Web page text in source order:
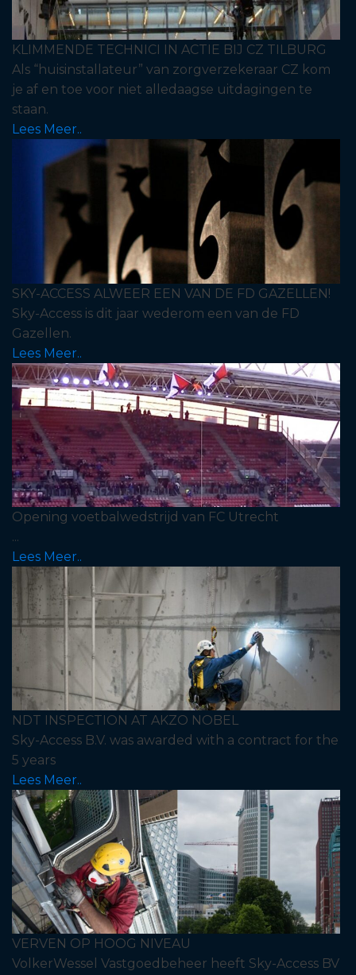
KLIMMENDE TECHNICI IN ACTIE BIJ CZ TILBURG
Als “huisinstallateur” van zorgverzekeraar CZ kom
je af en toe voor niet alledaagse uitdagingen te
staan.
Lees Meer..
SKY-ACCESS ALWEER EEN VAN DE FD GAZELLEN!
Sky-Access is dit jaar wederom een van de FD
Gazellen.
Lees Meer..
Opening voetbalwedstrijd van FC Utrecht
...
Lees Meer..
NDT INSPECTION AT AKZO NOBEL
Sky-Access B.V. was awarded with a contract for the
5 years
Lees Meer..
VERVEN OP HOOG NIVEAU
VolkerWessel Vastgoedbeheer heeft Sky-Access BV